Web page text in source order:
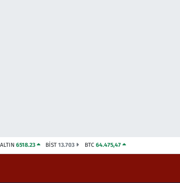
ALTIN 6518.23 BİST13.703 BTC 64.475,47